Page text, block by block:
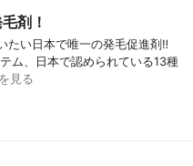
剤！
たい日本で唯一の発毛促進剤‼︎
ム、日本で認められている13種
見る